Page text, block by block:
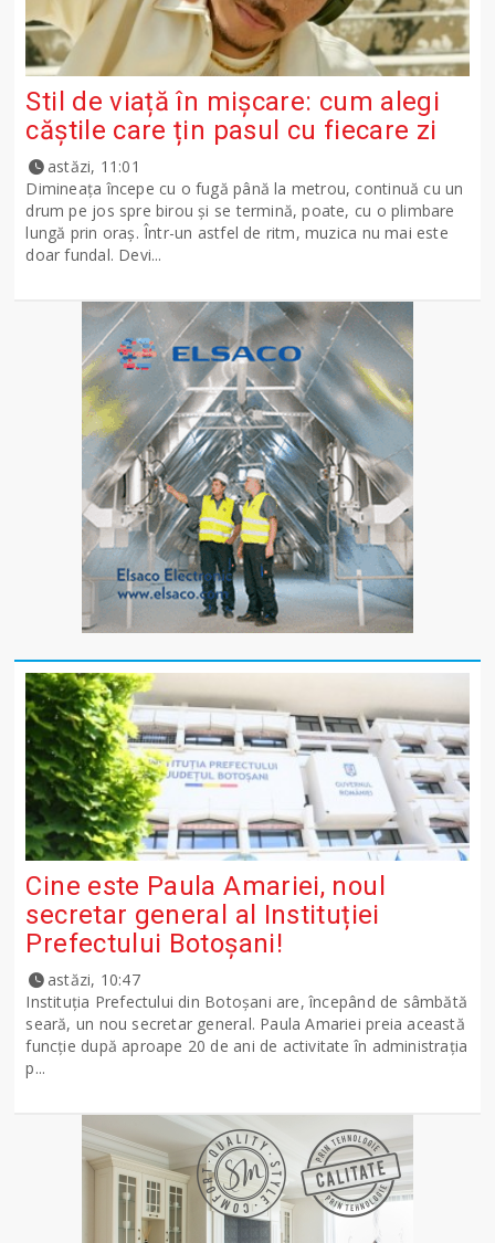
Stil de viață în mișcare: cum alegi
căștile care țin pasul cu fiecare zi
astăzi, 11:01
Dimineața începe cu o fugă până la metrou, continuă cu un
drum pe jos spre birou și se termină, poate, cu o plimbare
lungă prin oraș. Într-un astfel de ritm, muzica nu mai este
doar fundal. Devi...
Cine este Paula Amariei, noul
secretar general al Instituției
Prefectului Botoșani!
astăzi, 10:47
Instituția Prefectului din Botoșani are, începând de sâmbătă
seară, un nou secretar general. Paula Amariei preia această
funcție după aproape 20 de ani de activitate în administrația
p...